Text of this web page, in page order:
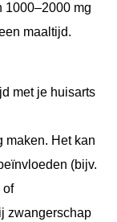
1000–2000 mg
maaltijd.
met je huisarts
maken. Het kan
(bijv.
of
zwangerschap